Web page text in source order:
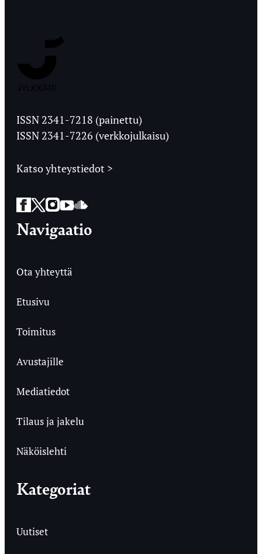
Ylioppilaslehti
ISSN 2341-7218 (painettu)
ISSN 2341-7226 (verkkojulkaisu)
Katso yhteystiedot >
Facebook
Twitter
Instagram
YouTube
SoundCloud
Navigaatio
Ota yhteyttä
Etusivu
Toimitus
Avustajille
Mediatiedot
Tilaus ja jakelu
Näköislehti
Kategoriat
Uutiset